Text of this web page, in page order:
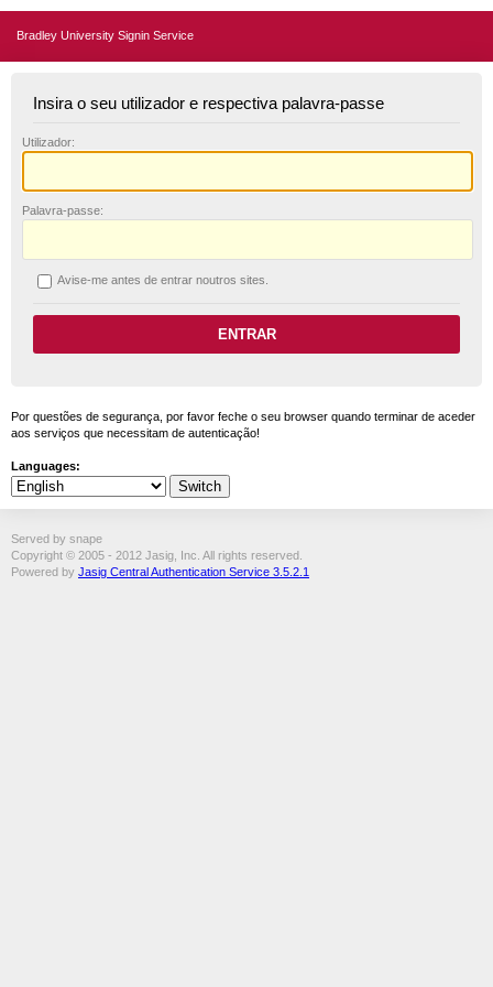
Bradley University Signin Service
Insira o seu utilizador e respectiva palavra-passe
Utilizador:
Palavra-passe:
Avise-me antes de entrar noutros sites.
Por questões de segurança, por favor feche o seu browser quando terminar de aceder
aos serviços que necessitam de autenticação!
Languages:
Served by snape
Copyright © 2005 - 2012 Jasig, Inc. All rights reserved.
Powered by Jasig Central Authentication Service 3.5.2.1